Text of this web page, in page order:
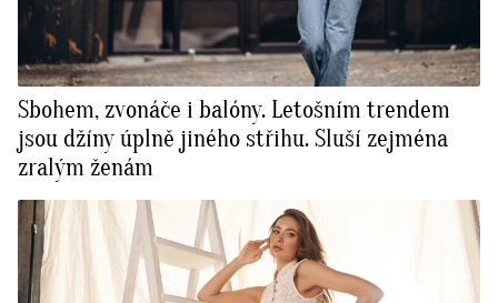
Sbohem, zvonáče i balóny. Letošním trendem
jsou džíny úplně jiného střihu. Sluší zejména
zralým ženám